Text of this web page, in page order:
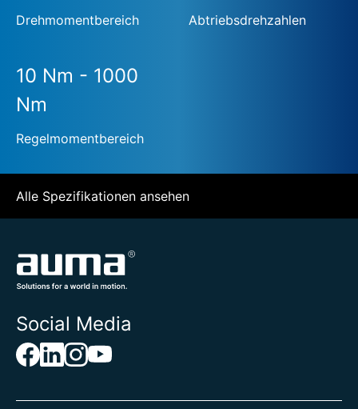
Drehmomentbereich Abtriebsdrehzahlen
10 Nm - 1000
Nm
Regelmomentbereich
Alle Spezifikationen ansehen
Social Media